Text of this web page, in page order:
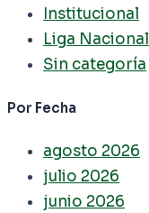
Institucional
Liga Nacional
Sin categoría
Por Fecha
agosto 2026
julio 2026
junio 2026